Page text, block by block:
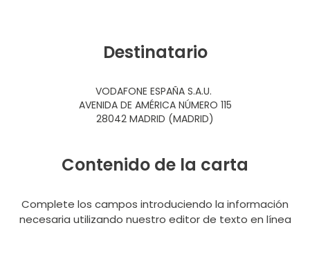
Destinatario
VODAFONE ESPAÑA S.A.U.
AVENIDA DE AMÉRICA NÚMERO 115
28042 MADRID (MADRID)
Contenido de la carta
Complete los campos introduciendo la información
necesaria utilizando nuestro editor de texto en línea